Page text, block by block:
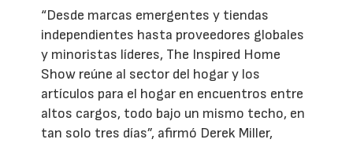
“Desde marcas emergentes y tiendas
independientes hasta proveedores globales
y minoristas líderes, The Inspired Home
Show reúne al sector del hogar y los
artículos para el hogar en encuentros entre
altos cargos, todo bajo un mismo techo, en
tan solo tres días”, afirmó Derek Miller,